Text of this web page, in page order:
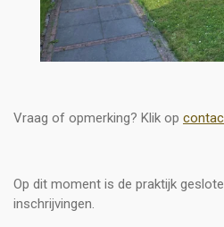
Vraag of opmerking? Klik op
Op dit moment is de praktijk
inschrijvingen.